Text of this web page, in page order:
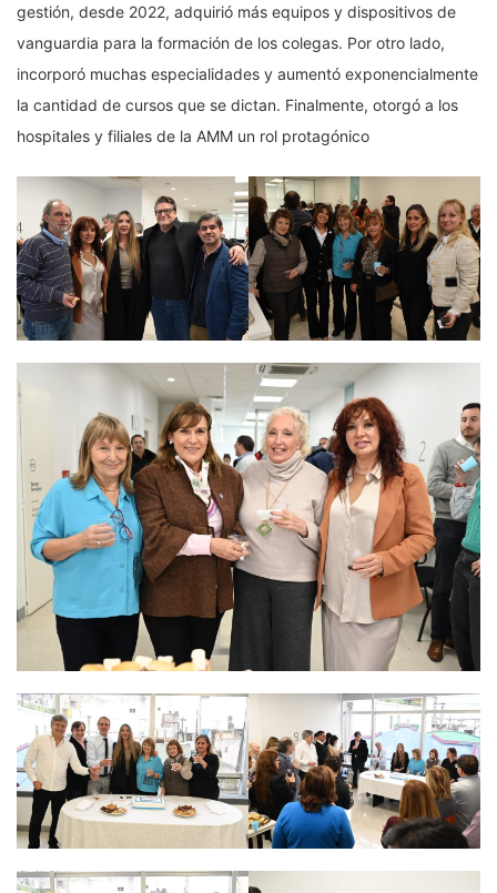
gestión, desde 2022, adquirió más equipos y dispositivos de
vanguardia para la formación de los colegas. Por otro lado,
incorporó muchas especialidades y aumentó exponencialmente
la cantidad de cursos que se dictan. Finalmente, otorgó a los
hospitales y filiales de la AMM un rol protagónico